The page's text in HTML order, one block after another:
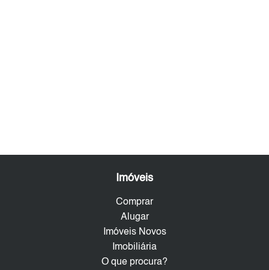
Imóveis
Comprar
Alugar
Imóveis Novos
Imobiliária
O que procura?